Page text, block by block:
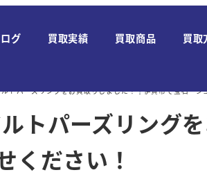
グ 買取実績 買取商品 買取
トパーズリングをお買取りしました！ 伊賀市で宝石・ジ
トパーズリング
ください！